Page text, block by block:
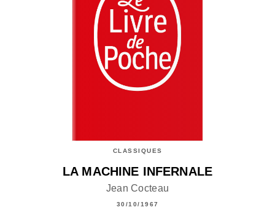
CLASSIQUES
LA MACHINE INFERNALE
Jean Cocteau
30/10/1967